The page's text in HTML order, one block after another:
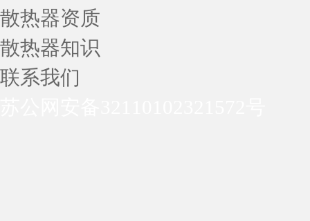
散热器资质
散热器知识
联系我们